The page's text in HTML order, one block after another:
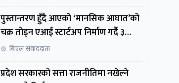
पुस्तान्तरण हुँदै आएको ‘मानसिक आघात’को
चक्र तोड्न एआई स्टार्टअप निर्माण गर्दै ३
नेपाली
बिएल संवाददाता
प्रदेश सरकारको सत्ता राजनीतिमा नखेल्ने